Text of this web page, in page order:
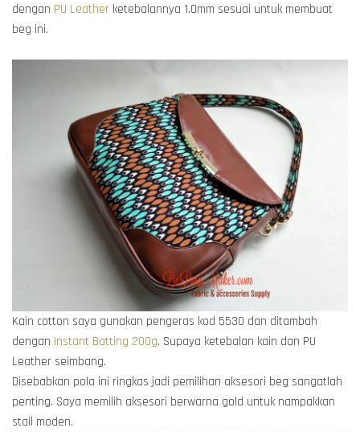
dengan PU Leather ketebalannya 1.0mm sesuai untuk membuat
beg ini.
Kain cotton saya gunakan pengeras kod 5530 dan ditambah
dengan Instant Batting 200g. Supaya ketebalan kain dan PU
Leather seimbang.
Disebabkan pola ini ringkas jadi pemilihan aksesori beg sangatlah
penting. Saya memilih aksesori berwarna gold untuk nampakkan
stail moden.